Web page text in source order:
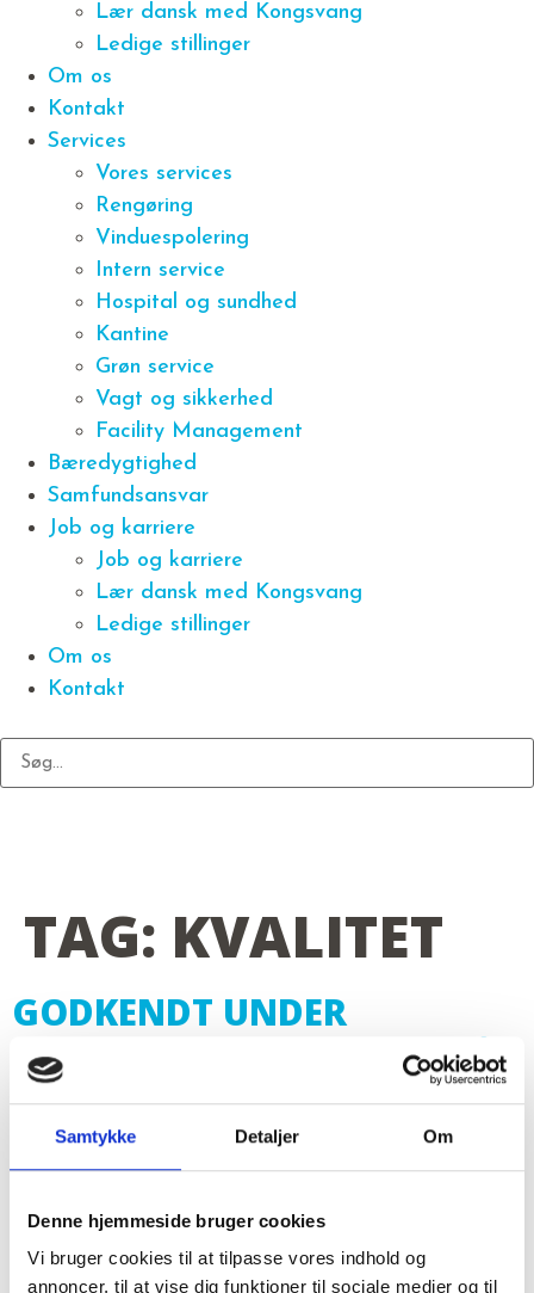
Samtykke Detaljer Om
Denne hjemmeside bruger cookies
Vi bruger cookies til at tilpasse vores indhold og
annoncer, til at vise dig funktioner til sociale medier og til
Lær dansk med Kongsvang
Ledige stillinger
Om os
Kontakt
Services
Vores services
Rengøring
Vinduespolering
Intern service
Hospital og sundhed
Kantine
Grøn service
Vagt og sikkerhed
Facility Management
Bæredygtighed
Samfundsansvar
Job og karriere
Job og karriere
Lær dansk med Kongsvang
Ledige stillinger
Om os
Kontakt
TAG: KVALITET
GODKENDT UNDER
SERVICENORMEN FOR 14. ÅR
I TRÆK
og derfor er vi også utrolig stolte over, at vi igen er
godkendt under SBA Servicenormen.